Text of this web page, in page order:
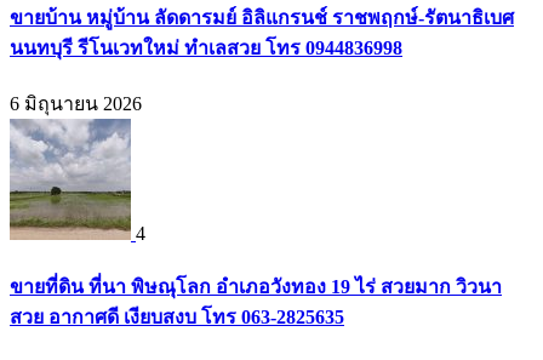
ขายบ้าน หมู่บ้าน ลัดดารมย์ อิลิแกรนช์ ราชพฤกษ์-รัตนาธิเบศ
นนทบุรี รีโนเวทใหม่ ทำเลสวย โทร 0944836998
6 มิถุนายน 2026
4
ขายที่ดิน ที่นา พิษณุโลก อำเภอวังทอง 19 ไร่ สวยมาก วิวนา
สวย อากาศดี เงียบสงบ โทร 063-2825635